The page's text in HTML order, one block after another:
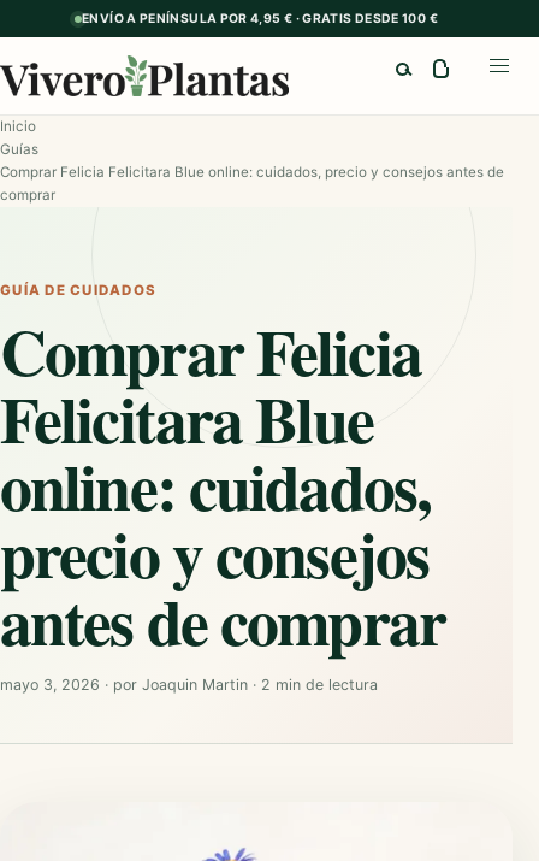
ENVÍO A PENÍNSULA POR 4,95 € · GRATIS DESDE 100 €
Inicio
Guías
Comprar Felicia Felicitara Blue online: cuidados, precio y consejos antes de
comprar
GUÍA DE CUIDADOS
Comprar Felicia
Felicitara Blue
online: cuidados,
precio y consejos
antes de comprar
mayo 3, 2026 · por Joaquin Martin · 2 min de lectura